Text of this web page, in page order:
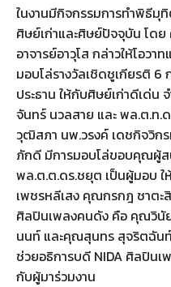
ในงานมีกิจกรรมการทำพิธี
ศิษย์เก่าและศิษย์ปัจจุบัน โดย
อาจารย์อาวุโส กล่าวให้โอว
มอบโล่รางวัลเชิดชูเกียรติ
ประธาน ให้กับศิษย์เก่าดีเด่
จันทร์ นวลสาย และ พล.ต.ท
วุฒิสภา นพ.วรงค์ เดชกิจวิก
ภักดี มีการมอบโล่ขอบคุณผู้
พล.ต.ต.ดร.ชยุต เป็นผู้มอบ
เพชรหลีเสง คุณกรกฎ ชาตะ
ศิลปินเพลงคนดัง คือ คุณวิ
นนท์ และคุณสุนทร สุจริตฉัน
ช่วยอธิการบดี NIDA ศิลปินเ
กับผู้มาร่วมงาน